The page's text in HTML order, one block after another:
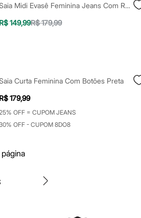
Saia Midi Evasê Feminina Jeans Com Recorte Azul
R$ 149,99R$ 179,99
Curta Feminina Com Botões Preta
R$ 179,99
OFF = CUPOM JEANS
OFF - CUPOM 8DO8